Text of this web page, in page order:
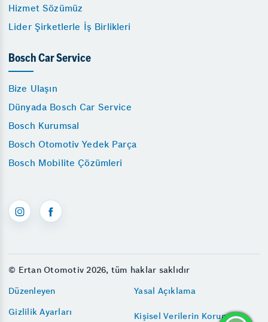
Hizmet Sözümüz
Lider Şirketlerle İş Birlikleri
Bosch Car Service
Bize Ulaşın
Dünyada Bosch Car Service
Bosch Kurumsal
Bosch Otomotiv Yedek Parça
Bosch Mobilite Çözümleri
© Ertan Otomotiv 2026, tüm haklar saklıdır
Düzenleyen
Yasal Açıklama
Gizlilik Ayarları
Kişisel Verilerin Korunması